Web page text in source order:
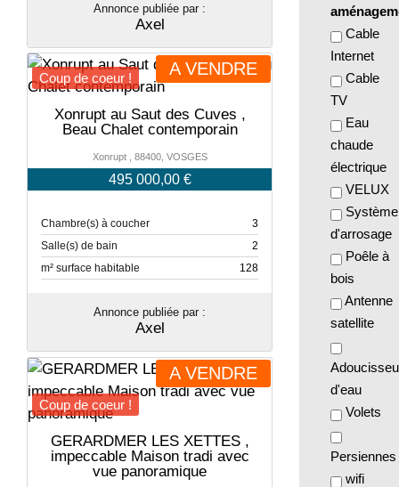
Cable
Internet
Cable
TV
Eau
chaude
électrique
VELUX
Système
d'arrosage
Poêle à
bois
Antenne
satellite
d'eau
Volets
Persiennes
wifi
Annonce publiée par :
Axel
A VENDRE
Coup de coeur !
Xonrupt au Saut des Cuves ,
Beau Chalet contemporain
Xonrupt , 88400, VOSGES
495 000,00 €
Chambre(s) à coucher
3
Salle(s) de bain
2
m² surface habitable
128
Annonce publiée par :
Axel
A VENDRE
Coup de coeur !
GERARDMER LES XETTES ,
impeccable Maison tradi avec
vue panoramique